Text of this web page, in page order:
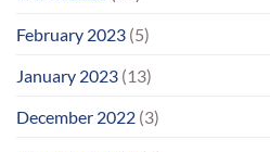
February 2023 (5)
January 2023 (13)
December 2022 (3)